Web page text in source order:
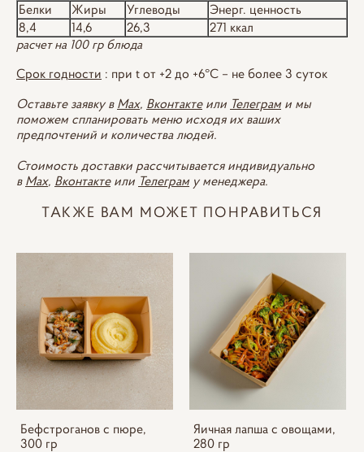
Белки Жиры Углеводы
Энерг. ценность
8,4
14,6 26,3
271 ккал
расчет на 100 гр блюда
Срок годности : при t от +2 до +6°С – не более 3 суток
Оставьте заявку в Max, Вконтактеили Телеграм и мы
поможем спланировать меню исходя их ваших
предпочтений и количества людей.
Стоимость доставки рассчитывается индивидуально
в Max, Вконтактеили Телеграм у менеджера.
ТАКЖЕ ВАМ МОЖЕТ ПОНРАВИТЬСЯ
Бефстроганов с пюре,
300 гр
Яичная лапша с овощами,
280 гр